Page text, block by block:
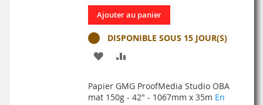
Ajouter au panier
DISPONIBLE SOUS 15 JOUR(S)
AJOUTER
MA
COMPARATEUR
Papier GMG ProofMedia Studio OBA
mat 150g - 42" - 1067mm x 35m En